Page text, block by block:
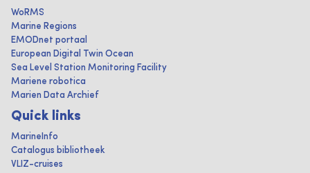
WoRMS
Marine Regions
EMODnet portaal
European Digital Twin Ocean
Sea Level Station Monitoring Facility
Mariene robotica
Marien Data Archief
Quick links
MarineInfo
Catalogus bibliotheek
VLIZ-cruises